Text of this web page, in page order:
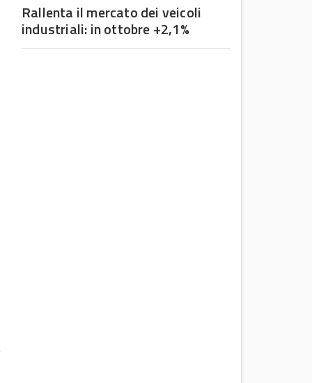
Rallenta il mercato dei veicoli
industriali: in ottobre +2,1%